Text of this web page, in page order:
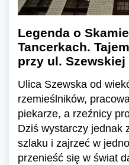
Legenda o
Tancerkach.
przy ul. Szewskiej
Ulica Szewska od
rzemieślników,
piekarze, a rzeźnicy
Dziś wystarczy jednak
szlaku i zajrzeć w
przenieść się w świat